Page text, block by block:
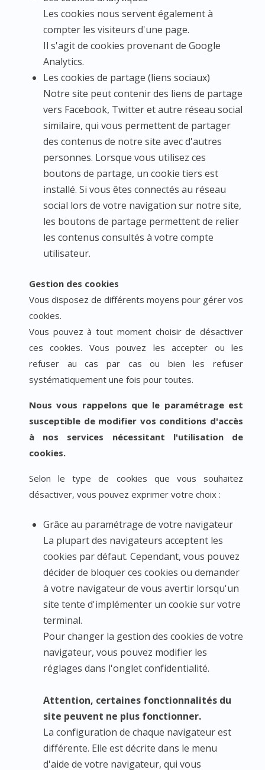
Les cookies nous servent également à
compter les visiteurs d'une page.
Il s'agit de cookies provenant de Google
Analytics.
Les cookies de partage (liens sociaux)
Notre site peut contenir des liens de partage
vers Facebook, Twitter et autre réseau social
similaire, qui vous permettent de partager
des contenus de notre site avec d'autres
personnes. Lorsque vous utilisez ces
boutons de partage, un cookie tiers est
installé. Si vous êtes connectés au réseau
social lors de votre navigation sur notre site,
les boutons de partage permettent de relier
les contenus consultés à votre compte
utilisateur.
Gestion des cookies
Vous disposez de différents moyens pour gérer vos
cookies.
Vous pouvez à tout moment choisir de désactiver
ces cookies. Vous pouvez les accepter ou les
refuser au cas par cas ou bien les refuser
systématiquement une fois pour toutes.
Nous vous rappelons que le paramétrage est
susceptible de modifier vos conditions d'accès
à nos services nécessitant l'utilisation de
cookies.
Selon le type de cookies que vous souhaitez
désactiver, vous pouvez exprimer votre choix :
Grâce au paramétrage de votre navigateur
La plupart des navigateurs acceptent les
cookies par défaut. Cependant, vous pouvez
décider de bloquer ces cookies ou demander
à votre navigateur de vous avertir lorsqu'un
site tente d'implémenter un cookie sur votre
terminal.
Pour changer la gestion des cookies de votre
navigateur, vous pouvez modifier les
réglages dans l'onglet confidentialité.
Attention, certaines fonctionnalités du
site peuvent ne plus fonctionner.
La configuration de chaque navigateur est
différente. Elle est décrite dans le menu
d'aide de votre navigateur, qui vous